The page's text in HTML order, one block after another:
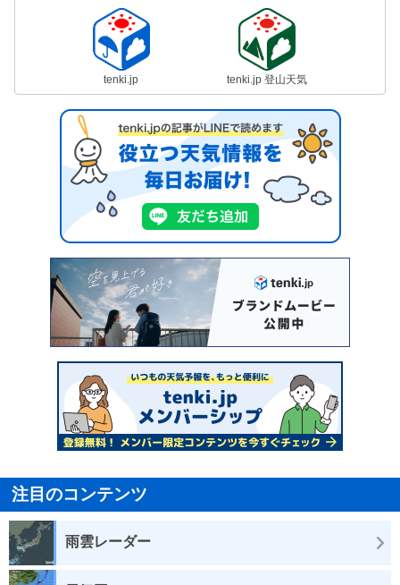
tenki.jp tenki.jp 登山天気
注目のコンテンツ
雨雲レーダー